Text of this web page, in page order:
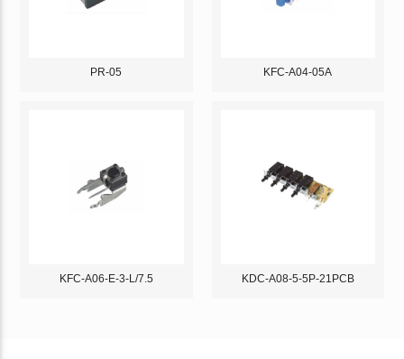
PR-05 KFC-A04-05A
KFC-A06-E-3-L/7.5 KDC-A08-5-5P-21PCB